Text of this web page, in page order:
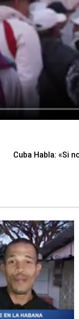
Cuba Habla: «Si